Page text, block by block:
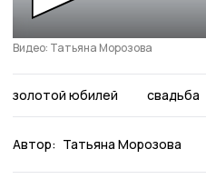
Видео: Татьяна Морозова
золотой юбилей свадьба
Автор: Татьяна Морозова